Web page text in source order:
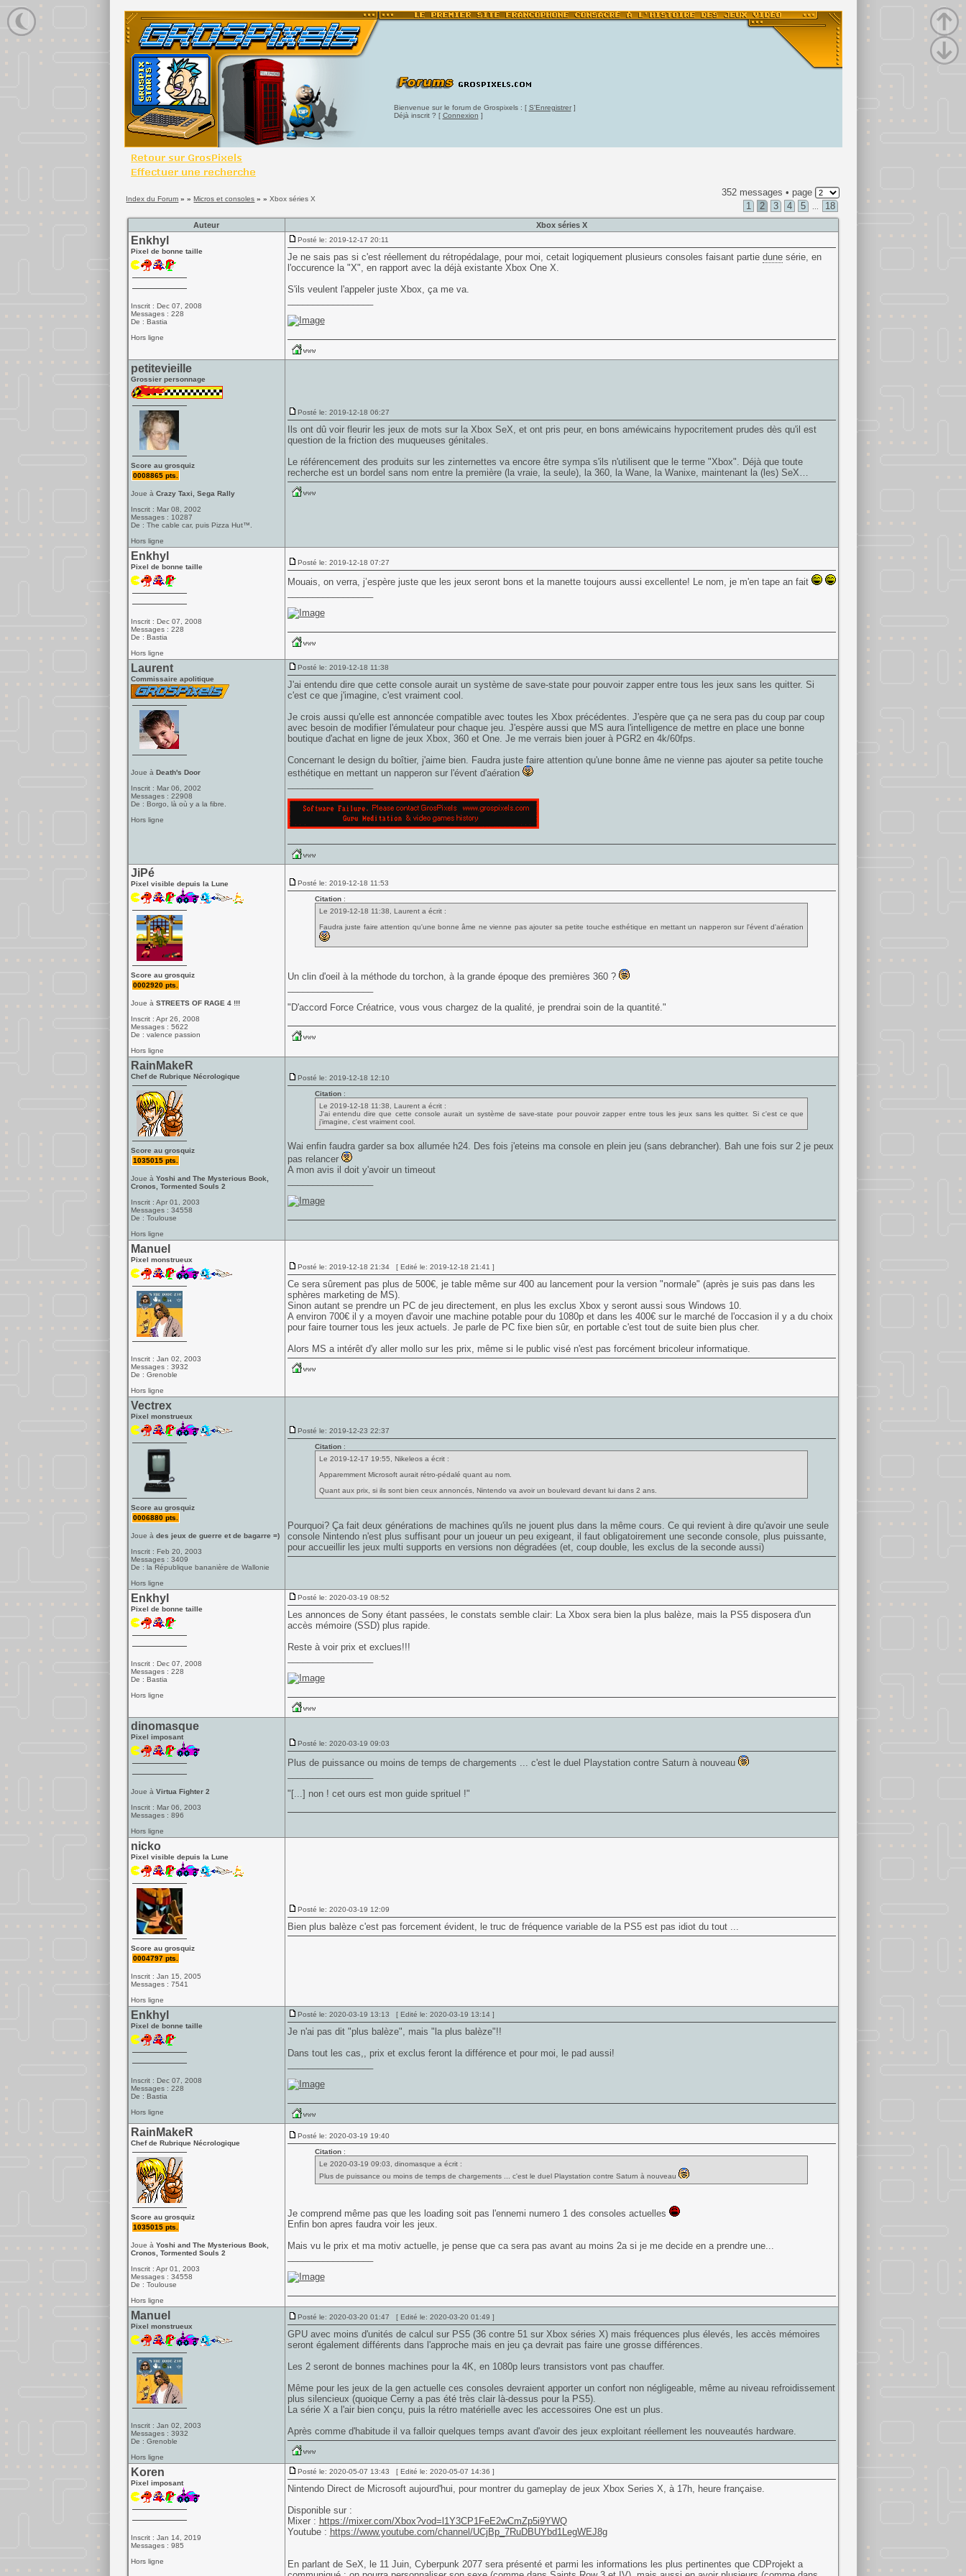
Bienvenue sur le forum de Grospixels : [ S'Enregistrer]
Déjà inscrit ? [ Connexion ]
Index du Forum » »Micros et consoles » »Xbox séries X
352 messages • page
1
2 3 4 5 18
Auteur Xbox séries X
Enkhyl
Pixel de bonne taille
Inscrit : Dec 07, 2008
Messages : 228
De : Bastia
Hors ligne
Posté le: 2019-12-17 20:11
Je ne sais pas si c'est réellement du rétropédalage, pour moi, cetait logiquement plusieurs consoles faisant partie dunesérie, en
l'occurence la "X", en rapport avec la déjà existante Xbox One X.
S'ils veulent l'appeler juste Xbox, ça me va.
petitevieille
Grossier personnage
Score au grosquiz
0008865 pts.
Joue à Crazy Taxi, Sega Rally
Inscrit : Mar 08, 2002
Messages : 10287
De : The cable car, puis Pizza Hut™.
Hors ligne
Posté le: 2019-12-18 06:27
Ils ont dû voir fleurir les jeux de mots sur la Xbox SeX, et ont pris peur, en bons améwicains hypocritement prudes dès qu'il est
question de la friction des muqueuses génitales.
Le référencement des produits sur les zinternettes va encore être sympa s'ils n'utilisent que le terme "Xbox". Déjà que toute
recherche est un bordel sans nom entre la première (la vraie, la seule), la 360, la Wane, la Wanixe, maintenant la (les) SeX…
Enkhyl
Pixel de bonne taille
Inscrit : Dec 07, 2008
Messages : 228
De : Bastia
Hors ligne
Posté le: 2019-12-18 07:27
Mouais, on verra, j’espère juste que les jeux seront bons et la manette toujours aussi excellente! Le nom, je m'en tape an fait
Laurent
Commissaire apolitique
Joue à Death's Door
Inscrit : Mar 06, 2002
Messages : 22908
De : Borgo, là où y a la fibre.
Hors ligne
Posté le: 2019-12-18 11:38
J'ai entendu dire que cette console aurait un système de save-state pour pouvoir zapper entre tous les jeux sans les quitter. Si
c'est ce que j'imagine, c'est vraiment cool.
Je crois aussi qu'elle est annoncée compatible avec toutes les Xbox précédentes. J'espère que ça ne sera pas du coup par coup
avec besoin de modifier l'émulateur pour chaque jeu. J'espère aussi que MS aura l'intelligence de mettre en place une bonne
boutique d'achat en ligne de jeux Xbox, 360 et One. Je me verrais bien jouer à PGR2 en 4k/60fps.
Concernant le design du boîtier, j'aime bien. Faudra juste faire attention qu'une bonne âme ne vienne pas ajouter sa petite touche
esthétique en mettant un napperon sur l'évent d'aération
JiPé
Pixel visible depuis la Lune
Score au grosquiz
0002920 pts.
Joue à STREETS OF RAGE 4 !!!
Inscrit : Apr 26, 2008
Messages : 5622
De : valence passion
Hors ligne
Posté le: 2019-12-18 11:53
Citation:
Le 2019-12-18 11:38, Laurent a écrit :
Faudra juste faire attention qu'une bonne âme ne vienne pas ajouter sa petite touche esthétique en mettant un napperon sur l'évent d'aération
Un clin d'oeil à la méthode du torchon, à la grande époque des premières 360 ?
"D'accord Force Créatrice, vous vous chargez de la qualité, je prendrai soin de la quantité."
RainMakeR
Chef de Rubrique Nécrologique
Score au grosquiz
1035015 pts.
Joue à Yoshi and The Mysterious Book,
Cronos, Tormented Souls 2
Inscrit : Apr 01, 2003
Messages : 34558
De : Toulouse
Hors ligne
Posté le: 2019-12-18 12:10
Citation:
Le 2019-12-18 11:38, Laurent a écrit :
J'ai entendu dire que cette console aurait un système de save-state pour pouvoir zapper entre tous les jeux sans les quitter. Si c'est ce que
j'imagine, c'est vraiment cool.
Wai enfin faudra garder sa box allumée h24. Des fois j'eteins ma console en plein jeu (sans debrancher). Bah une fois sur 2 je peux
pas relancer
A mon avis il doit y'avoir un timeout
Manuel
Pixel monstrueux
Inscrit : Jan 02, 2003
Messages : 3932
De : Grenoble
Hors ligne
Posté le: 2019-12-18 21:34 [ Edité le: 2019-12-18 21:41 ]
Ce sera sûrement pas plus de 500€, je table même sur 400 au lancement pour la version "normale" (après je suis pas dans les
sphères marketing de MS).
Sinon autant se prendre un PC de jeu directement, en plus les exclus Xbox y seront aussi sous Windows 10.
A environ 700€ il y a moyen d'avoir une machine potable pour du 1080p et dans les 400€ sur le marché de l'occasion il y a du choix
pour faire tourner tous les jeux actuels. Je parle de PC fixe bien sûr, en portable c'est tout de suite bien plus cher.
Alors MS a intérêt d'y aller mollo sur les prix, même si le public visé n'est pas forcément bricoleur informatique.
Vectrex
Pixel monstrueux
Score au grosquiz
0006880 pts.
Joue à des jeux de guerre et de bagarre =)
Inscrit : Feb 20, 2003
Messages : 3409
De : la République bananière de Wallonie
Hors ligne
Posté le: 2019-12-23 22:37
Citation:
Le 2019-12-17 19:55, Nikeleos a écrit :
Apparemment Microsoft aurait rétro-pédalé quant au nom.
Quant aux prix, si ils sont bien ceux annoncés, Nintendo va avoir un boulevard devant lui dans 2 ans.
Pourquoi? Ça fait deux générations de machines qu'ils ne jouent plus dans la même cours. Ce qui revient à dire qu'avoir une seule
console Nintendo n'est plus suffisant pour un joueur un peu exigeant, il faut obligatoirement une seconde console, plus puissante,
pour accueillir les jeux multi supports en versions non dégradées (et, coup double, les exclus de la seconde aussi)
Enkhyl
Pixel de bonne taille
Inscrit : Dec 07, 2008
Messages : 228
De : Bastia
Hors ligne
Posté le: 2020-03-19 08:52
Les annonces de Sony étant passées, le constats semble clair: La Xbox sera bien la plus balèze, mais la PS5 disposera d'un
accès mémoire (SSD) plus rapide.
Reste à voir prix et exclues!!!
dinomasque
Pixel imposant
Joue à Virtua Fighter 2
Inscrit : Mar 06, 2003
Messages : 896
Hors ligne
Posté le: 2020-03-19 09:03
Plus de puissance ou moins de temps de chargements ... c'est le duel Playstation contre Saturn à nouveau
"[...] non ! cet ours est mon guide sprituel !"
nicko
Pixel visible depuis la Lune
Score au grosquiz
0004797 pts.
Inscrit : Jan 15, 2005
Messages : 7541
Hors ligne
Posté le: 2020-03-19 12:09
Bien plus balèze c'est pas forcement évident, le truc de fréquence variable de la PS5 est pas idiot du tout ...
Enkhyl
Pixel de bonne taille
Inscrit : Dec 07, 2008
Messages : 228
De : Bastia
Hors ligne
Posté le: 2020-03-19 13:13 [ Edité le: 2020-03-19 13:14 ]
Je n'ai pas dit "plus balèze", mais "la plus balèze"!!
Dans tout les cas,, prix et exclus feront la différence et pour moi, le pad aussi!
RainMakeR
Chef de Rubrique Nécrologique
Score au grosquiz
1035015 pts.
Joue à Yoshi and The Mysterious Book,
Cronos, Tormented Souls 2
Inscrit : Apr 01, 2003
Messages : 34558
De : Toulouse
Hors ligne
Posté le: 2020-03-19 19:40
Citation:
Le 2020-03-19 09:03, dinomasque a écrit :
Plus de puissance ou moins de temps de chargements ... c'est le duel Playstation contre Saturn à nouveau
Je comprend même pas que les loading soit pas l'ennemi numero 1 des consoles actuelles
Enfin bon apres faudra voir les jeux.
Mais vu le prix et ma motiv actuelle, je pense que ca sera pas avant au moins 2a si je me decide en a prendre une...
Manuel
Pixel monstrueux
Inscrit : Jan 02, 2003
Messages : 3932
De : Grenoble
Hors ligne
Posté le: 2020-03-20 01:47 [ Edité le: 2020-03-20 01:49 ]
GPU avec moins d'unités de calcul sur PS5 (36 contre 51 sur Xbox séries X) mais fréquences plus élevés, les accès mémoires
seront également différents dans l'approche mais en jeu ça devrait pas faire une grosse différences.
Les 2 seront de bonnes machines pour la 4K, en 1080p leurs transistors vont pas chauffer.
Même pour les jeux de la gen actuelle ces consoles devraient apporter un confort non négligeable, même au niveau refroidissement
plus silencieux (quoique Cerny a pas été très clair là-dessus pour la PS5).
La série X a l'air bien conçu, puis la rétro matérielle avec les accessoires One est un plus.
Après comme d'habitude il va falloir quelques temps avant d'avoir des jeux exploitant réellement les nouveautés hardware.
Koren
Pixel imposant
Inscrit : Jan 14, 2019
Messages : 985
Hors ligne
Posté le: 2020-05-07 13:43 [ Edité le: 2020-05-07 14:36 ]
Nintendo Direct de Microsoft aujourd'hui, pour montrer du gameplay de jeux Xbox Series X, à 17h, heure française.
Disponible sur :
Mixer : https://mixer.com/Xbox?vod=l1Y3CP1FeE2wCmZp5i9YWQ
Youtube : https://www.youtube.com/channel/UCjBp_7RuDBUYbd1LegWEJ8g
En parlant de SeX, le 11 Juin, Cyberpunk 2077 sera présenté et parmi les informations les plus pertinentes que CDProjekt a